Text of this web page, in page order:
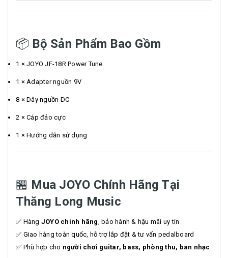
📦 Bộ Sản Phẩm Bao Gồm
1 × JOYO JF-18R Power Tune
1 × Adapter nguồn 9V
8 × Dây nguồn DC
2 × Cáp đảo cực
1 × Hướng dẫn sử dụng
🏪 Mua JOYO Chính Hãng Tại
Thăng Long Music
✅ Hàng JOYO chính hãng , bảo hành & hậu mãi uy tín
✅ Giao hàng toàn quốc, hỗ trợ lắp đặt & tư vấn pedalboard
✅ Phù hợp cho người chơi guitar, bass, phòng thu, ban nhạc